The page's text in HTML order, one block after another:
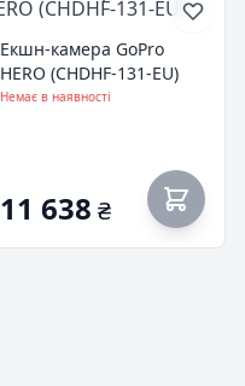
Екшн-камера GoPro
HERO (CHDHF-131-EU)
Немає в наявності
11 638 ₴